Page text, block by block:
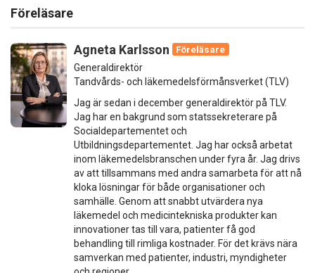
Föreläsare
Agneta Karlsson
Föreläsare
Generaldirektör
Tandvårds- och läkemedelsförmånsverket (TLV)
Jag är sedan i december generaldirektör på TLV.
Jag har en bakgrund som statssekreterare på
Socialdepartementet och
Utbildningsdepartementet. Jag har också arbetat
inom läkemedelsbranschen under fyra år. Jag drivs
av att tillsammans med andra samarbeta för att nå
kloka lösningar för både organisationer och
samhälle. Genom att snabbt utvärdera nya
läkemedel och medicintekniska produkter kan
innovationer tas till vara, patienter få god
behandling till rimliga kostnader. För det krävs nära
samverkan med patienter, industri, myndigheter